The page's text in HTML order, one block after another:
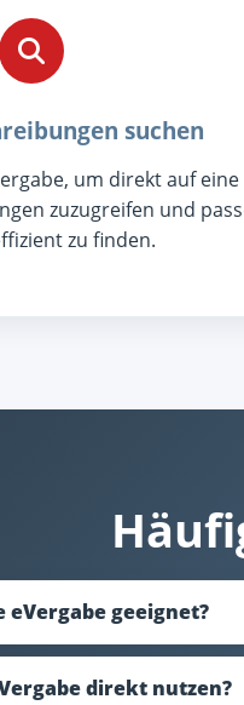
suchen
um direkt auf eine
zuzugreifen und
zu finden.
eVergabe geeignet?
direkt nutzen?